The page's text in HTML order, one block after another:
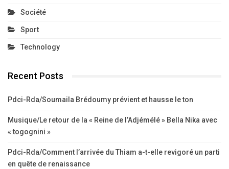
Société
Sport
Technology
Recent Posts
Pdci-Rda/Soumaila Brédoumy prévient et hausse le ton
Musique/Le retour de la « Reine de l’Adjémélé » Bella Nika avec
« togognini »
Pdci-Rda/Comment l’arrivée du Thiam a-t-elle revigoré un parti
en quête de renaissance